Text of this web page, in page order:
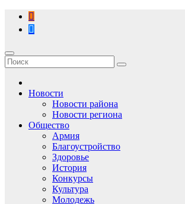
Перейти
содержимому
Новости
Новости района
Новости региона
Общество
Армия
Благоустройство
Здоровье
История
Конкурсы
Культура
Молодежь